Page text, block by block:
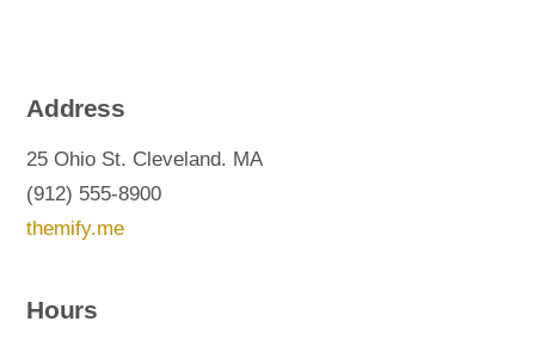
Address
25 Ohio St. Cleveland. MA
(912) 555-8900
themify.me
Hours